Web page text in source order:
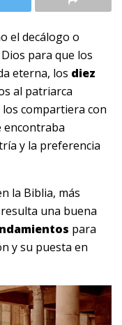
el decálogo o
para que los
eterna, los diez
al patriarca
compartiera con
encontraba
y la preferencia
la Biblia, más
una buena
para
y su puesta en